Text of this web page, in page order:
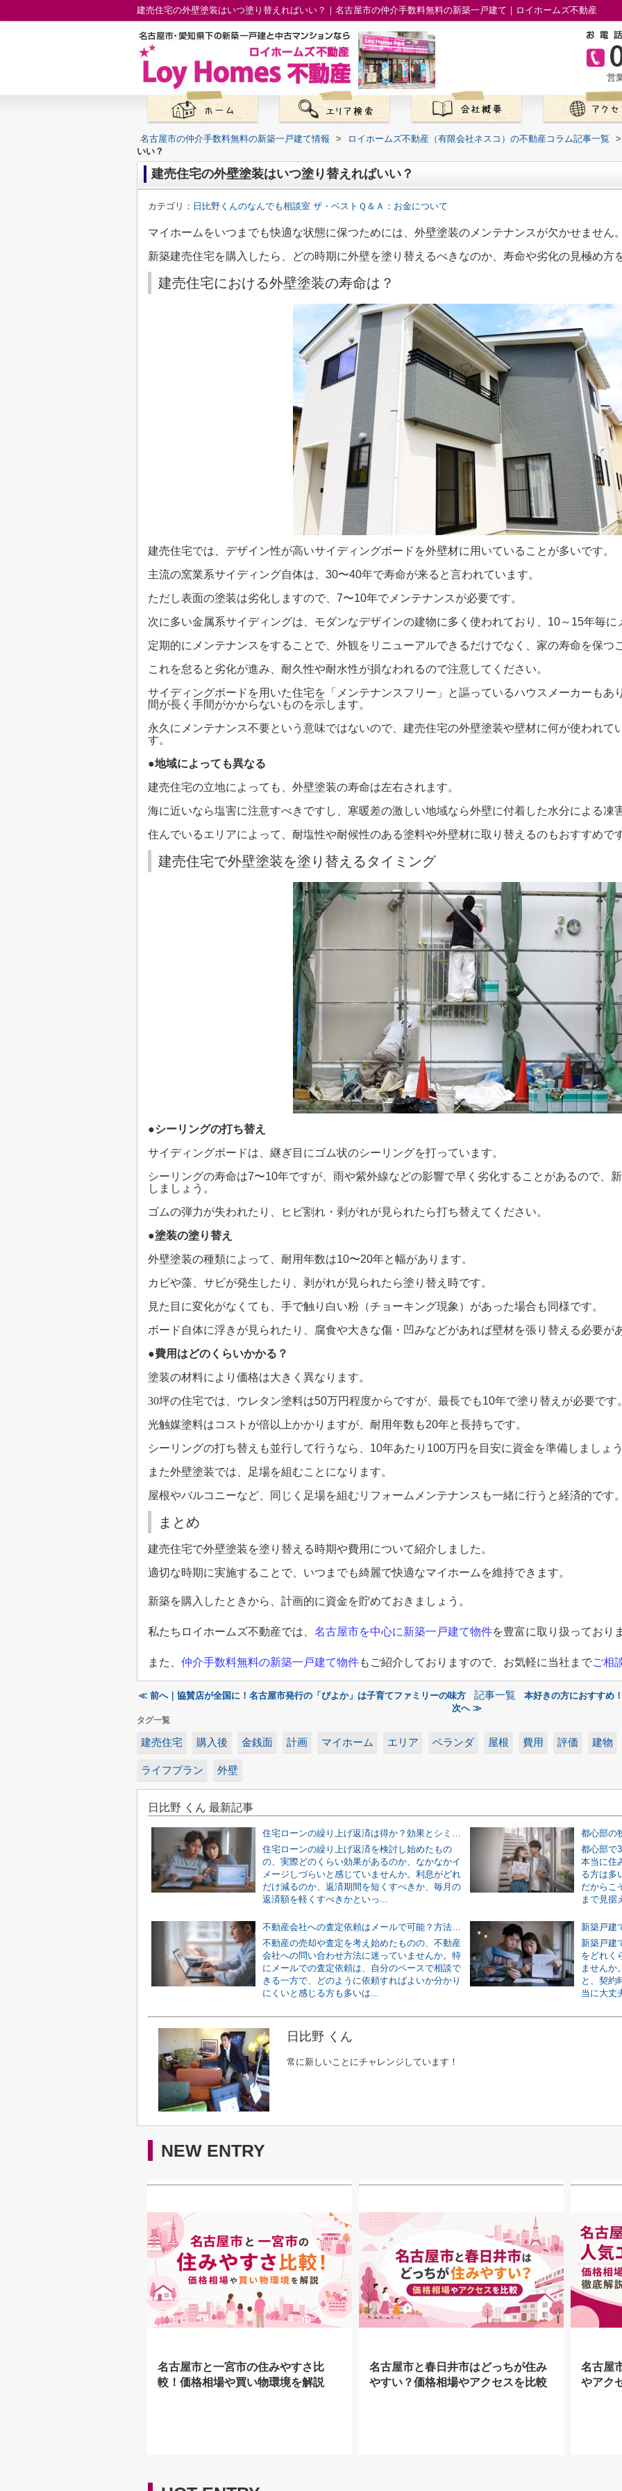
建売住宅の外壁塗装はいつ塗り替えればいい？｜名古屋市の仲介手数料無料の新築一戸建て｜ロイホームズ不動産
営
名古屋市の仲介手数料無料の新築一戸建て情報 > ロイホームズ不動産（有限会社ネスコ）の不動産コラム記事一覧 >
いい？
建売住宅の外壁塗装はいつ塗り替えればいい？
カテゴリ： 日比野くんのなんでも相談室 ザ・ベストＱ＆Ａ：お金について
マイホームをいつまでも快適な状態に保つためには、外壁塗装のメンテナンスが欠かせません。
新築建売住宅を購入したら、どの時期に外壁を塗り替えるべきなのか、寿命や劣化の見極め方
建売住宅における外壁塗装の寿命は？
建売住宅では、デザイン性が高いサイディングボードを外壁材に用いていることが多いです。
主流の窯業系サイディング自体は、 30〜40年で寿命が来ると言われています。
ただし表面の塗装は劣化しますので、 7〜10年でメンテナンスが必要です。
次に多い金属系サイディングは、モダンなデザインの建物に多く使われており、 10～ 15年毎に
定期的にメンテナンスをすることで、外観をリニューアルできるだけでなく、家の寿命を保つ
これを怠ると劣化が進み、耐久性や耐水性が損なわれるので注意してください。
サイディングボードを用いた住宅を「メンテナンスフリー」と謳っているハウスメーカーもあ
間が長く手間がかからないものを示します。
永久にメンテナンス不要という意味ではないので、建売住宅の外壁塗装や壁材に何が使われて
す。
●地域によっても異なる
建売住宅の立地によっても、外壁塗装の寿命は左右されます。
海に近いなら塩害に注意すべきですし、寒暖差の激しい地域なら外壁に付着した水分による凍
住んでいるエリアによって、耐塩性や耐候性のある塗料や外壁材に取り替えるのもおすすめです
建売住宅で外壁塗装を塗り替えるタイミング
●シーリングの打ち替え
サイディングボードは、継ぎ目にゴム状のシーリングを打っています。
シーリングの寿命は7〜10年ですが、雨や紫外線などの影響で早く劣化することがあるので、
しましょう。
ゴムの弾力が失われたり、ヒビ割れ・剥がれが見られたら打ち替えてください。
●塗装の塗り替え
外壁塗装の種類によって、耐用年数は10〜20年と幅があります。
カビや藻、サビが発生したり、剥がれが見られたら塗り替え時です。
見た目に変化がなくても、手で触り白い粉（チョーキング現象）があった場合も同様です。
ボード自体に浮きが見られたり、腐食や大きな傷・凹みなどがあれば壁材を張り替える必要が
●費用はどのくらいかかる？
塗装の材料により価格は大きく異なります。
30坪の住宅では、ウレタン塗料は50万円程度からですが、最長でも10年で塗り替えが必要です。
光触媒塗料はコストが倍以上かかりますが、耐用年数も20年と長持ちです。
シーリングの打ち替えも並行して行うなら、 10年あたり 100万円を目安に資金を準備しましょう
また外壁塗装では、足場を組むことになります。
屋根やバルコニーなど、同じく足場を組むリフォームメンテナンスも一緒に行うと経済的です。
まとめ
建売住宅で外壁塗装を塗り替える時期や費用について紹介しました。
適切な時期に実施することで、いつまでも綺麗で快適なマイホームを維持できます。
新築を購入したときから、計画的に資金を貯めておきましょう。
私たちロイホームズ不動産では、 名古屋市を中心に新築一戸建て物件を豊富に取り扱っており
また、 仲介手数料無料の新築一戸建て物件もご紹介しておりますので、お気軽に当社までご相
≪ 前へ｜協賛店が全国に！名古屋市発行の「ぴよか」は子育てファミリーの味方 記事一覧
本好きの方におすすめ
次へ ≫
タグ一覧
建売住宅 購入後 金銭面 計画 マイホーム エリア ベランダ 屋根 費用 評価 建物
ライフプラン 外壁
日比野 くん 最新記事
住宅ローンの繰り上げ返済は得か？効果とシミュレーションで無理のない判断をする方法
住宅ローンの繰り上げ返済を検討し始めたもの
の、実際どのくらい効果があるのか、なかなかイ
メージしづらいと感じていませんか。利息がどれ
だけ減るのか、返済期間を短くすべきか、毎月の
返済額を軽くすべきかといっ...
都心部で
本当に住
る方は多
だからこ
まで見据
不動産会社への査定依頼はメールで可能？方法と書き方の基本を解説
不動産の売却や査定を考え始めたものの、不動産
会社への問い合わせ方法に迷っていませんか。特
にメールでの査定依頼は、自分のペースで相談で
きる一方で、どのように依頼すればよいか分かり
にくいと感じる方も多いは...
新築戸建
をどれく
ませんか
と、契約
当に大丈
日比野 くん
常に新しいことにチャレンジしています！
NEW ENTRY
名古屋市と一宮市の住みやすさ比
較！価格相場や買い物環境を解説
名古屋市と春日井市はどっちが住み
やすい？価格相場やアクセスを比較
名古屋
やアク